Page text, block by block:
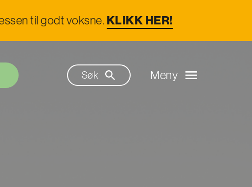
til godt voksne. KLIKK HER!
Søk Meny